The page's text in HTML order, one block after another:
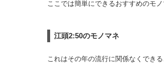
ここでは簡単にできるおすすめのモ
江頭2:50のモノマネ
これはその年の流行に関係なくできる